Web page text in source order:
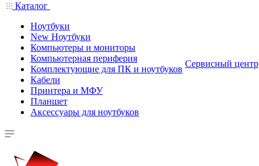
Каталог
Ноутбуки
New Ноутбуки
Компьютеры и мониторы
Компьютерная периферия
Комплектующие для ПК и ноутбуков
Кабели
Принтера и МФУ
Планшет
Аксессуары для ноутбуков
Сервисный центр